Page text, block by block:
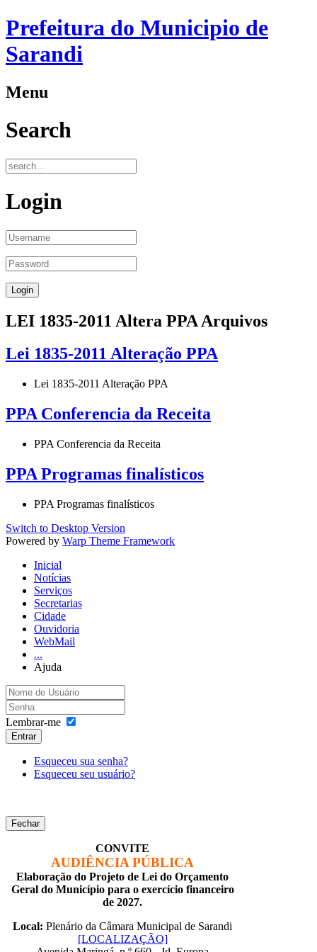
Prefeitura do Municipio de
Sarandi
Menu
Search
Login
LEI 1835-2011 Altera PPA Arquivos
Lei 1835-2011 Alteração PPA
Lei 1835-2011 Alteração PPA
PPA Conferencia da Receita
PPA Conferencia da Receita
PPA Programas finalísticos
PPA Programas finalísticos
Switch to Desktop Version
Powered by Warp Theme Framework
Inicial
Notícias
Serviços
Secretarias
Cidade
Ouvidoria
WebMail
...
Ajuda
Lembrar-me
Entrar
Esqueceu sua senha?
Esqueceu seu usuário?
Fechar
CONVITE
AUDIÊNCIA PÚBLICA
Elaboração do Projeto de Lei do Orçamento
Geral do Município para o exercício financeiro
de 2027.
Local: Plenário da Câmara Municipal de Sarandi
[LOCALIZAÇÃO]